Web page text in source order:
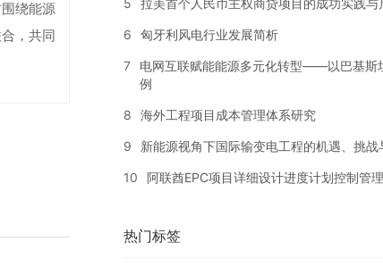
绕能源
，共同
5 拉美首个人民币主权商贷项目的成功实践与
6 匈牙利风电行业发展简析
7
电网互联赋能能源多元化转型——以巴基斯
例
8 海外工程项目成本管理体系研究
9 新能源视角下国际输变电工程的机遇、挑战
10 阿联酋EPC项目详细设计进度计划控制管
热门标签